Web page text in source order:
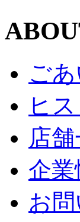
ご
ヒ
店
企業
お